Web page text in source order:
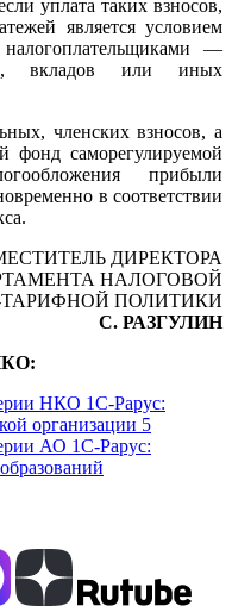
уплата таких взносов,
является условием
налогоплательщиками —
вкладов или иных
членских взносов, а
фонд саморегулируемой
прибыли
в соответствии
ДИРЕКТОРА
НАЛОГОВОЙ
ПОЛИТИКИ
С. РАЗГУЛИН
НКО 1С-Рарус:
организации 5
АО 1С-Рарус: